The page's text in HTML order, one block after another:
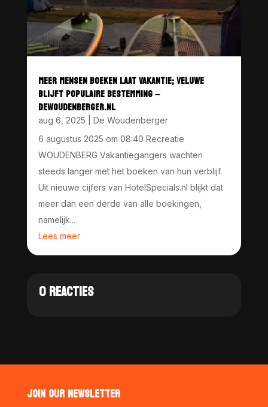
MEER MENSEN BOEKEN LAAT VAKANTIE; VELUWE
BLIJFT POPULAIRE BESTEMMING –
DEWOUDENBERGER.NL
aug 6, 2025
De Woudenberger
6 augustus 2025 om 08:40 Recreatie
WOUDENBERG Vakantiegangers wachten
steeds langer met het boeken van hun verblijf.
Uit nieuwe cijfers van HotelSpecials.nl blijkt dat
meer dan een derde van alle boekingen,
namelijk...
Lees meer
0 REACTIES
JOIN OUR NEWSLETTER